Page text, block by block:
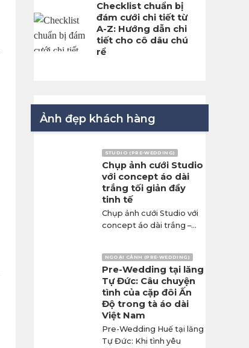
Checklist chuẩn bị
đám cưới chi tiết từ
A-Z: Hướng dẫn chi
tiết cho cô dâu chú
rể
Ảnh đẹp khách hàng
STUDIO (PRE-WEDDING)
Chụp ảnh cưới Studio
với concept áo dài
trắng tối giản đầy
tinh tế
Chụp ảnh cưới Studio với
concept áo dài trắng –...
NGOẠI CẢNH (PRE-WEDDING)
Pre-Wedding tại lăng
Tự Đức: Câu chuyện
tình của cặp đôi Ấn
Độ trong tà áo dài
Việt Nam
Pre-Wedding Huế tại lăng
Tự Đức: Khi tình yêu